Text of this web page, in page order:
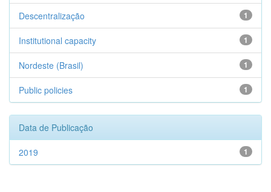
1
Descentralização
1
Institutional capacity
1
Nordeste (Brasil)
1
Public policies
Data de Publicação
1
2019